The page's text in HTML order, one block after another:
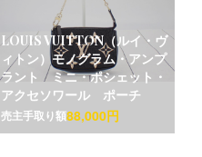
LOUIS VUITTON（ルイ・ヴ
ィトン）モノグラム・アンプ
ラント ミニ・ポシェット・
アクセソワール ポーチ
売主手取り額88,000円